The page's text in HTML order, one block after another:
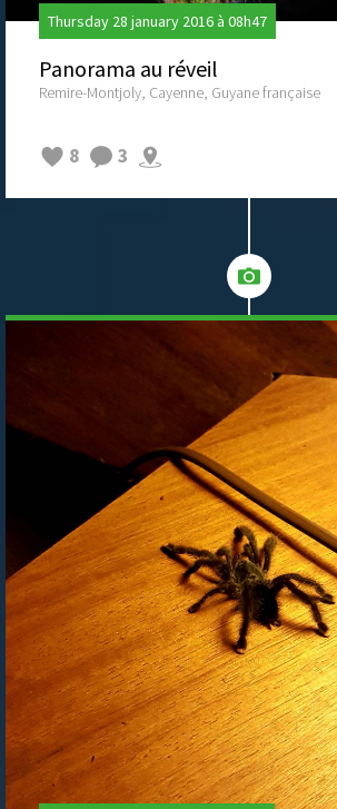
Thursday 28 january 2016 à 08h47
Panorama au réveil
Remire-Montjoly, Cayenne, Guyane française
8 3